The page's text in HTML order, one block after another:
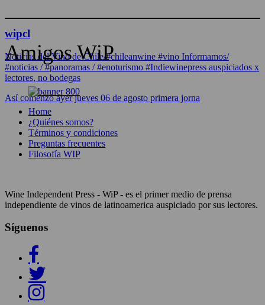
wipcl
Noticias del Vino de Chile/#chileanwine #vino Informamos/
#noticias / #panoramas / #enoturismo #Indiewinepress auspiciados x
lectores, no bodegas
Así comenzó ayer jueves 06 de agosto primera jorna
Amigos WiP
Home
¿Quiénes somos?
Términos y condiciones
Preguntas frecuentes
Filosofía WIP
Wine Independent Press - WiP - es el primer medio de prensa
independiente de vinos de latinoamerica auspiciado por sus lectores.
Síguenos